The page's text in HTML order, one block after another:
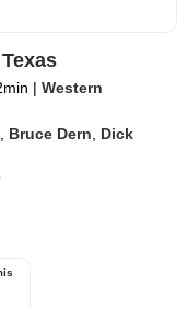
| Western
Bruce Dern
Dick